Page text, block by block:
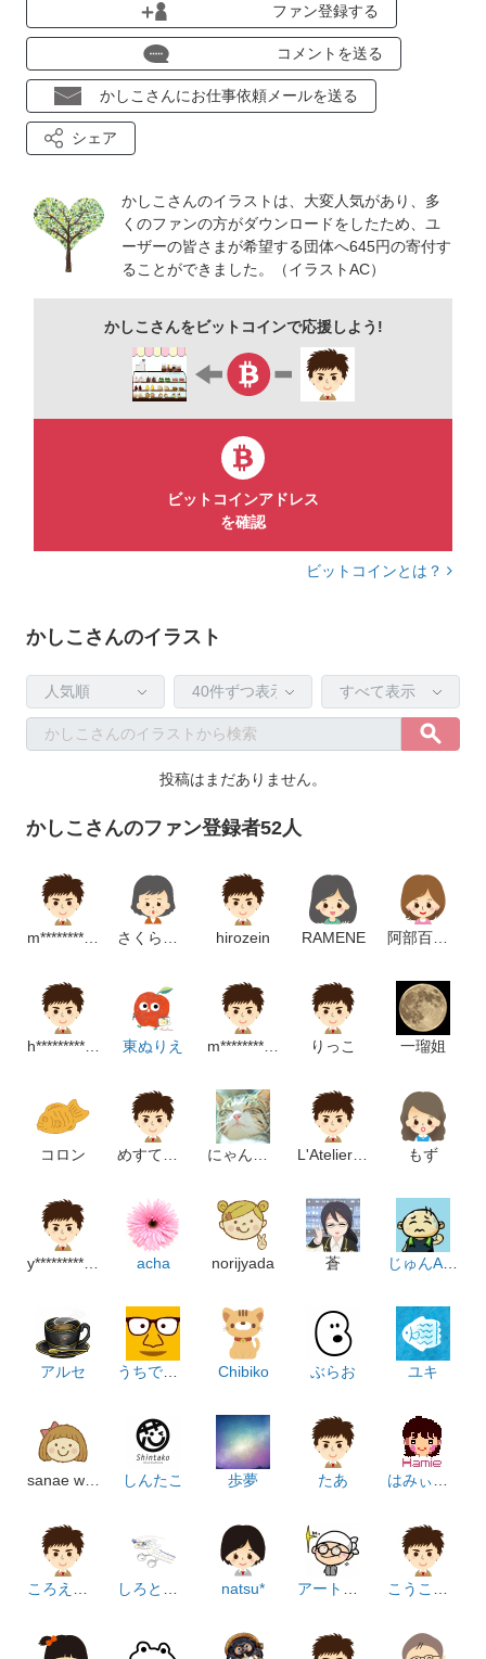
ファン登録する
コメントを送る
かしこさんにお仕事依頼メールを送る
シェア
かしこさんのイラストは、大変人気があり、多
くのファンの方がダウンロードをしたため、ユ
ーザーの皆さまが希望する団体へ645円の寄付す
ることができました。（イラストAC）
かしこさんをビットコインで応援しよう!
ビットコインアドレス
を確認
ビットコインとは？
かしこさんのイラスト
投稿はまだありません。
かしこさんのファン登録者52人
m************************m さくらそうそう hirozein RAMENE 阿部百合花
h********************m 東ぬりえ m*********************p りっこ 一瑠姐
コロン めすてぃーん にゃん兵長 L'Atelier de Kotty もず
y********************p acha norijyada 蒼 じゅんAC100V
アルセ うちでのこづち Chibiko ぶらお ユキ
sanae watanabe しんたこ 歩夢 たあ はみぃすまいる
ころえもん しろとプッチ natsu* アート宇都宮(ARTUTSUNOMIYA) こうこ しのぶ